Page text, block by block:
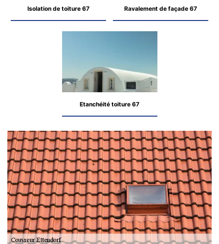
Isolation de toiture 67 Ravalement de façade 67
Etanchéité toiture 67